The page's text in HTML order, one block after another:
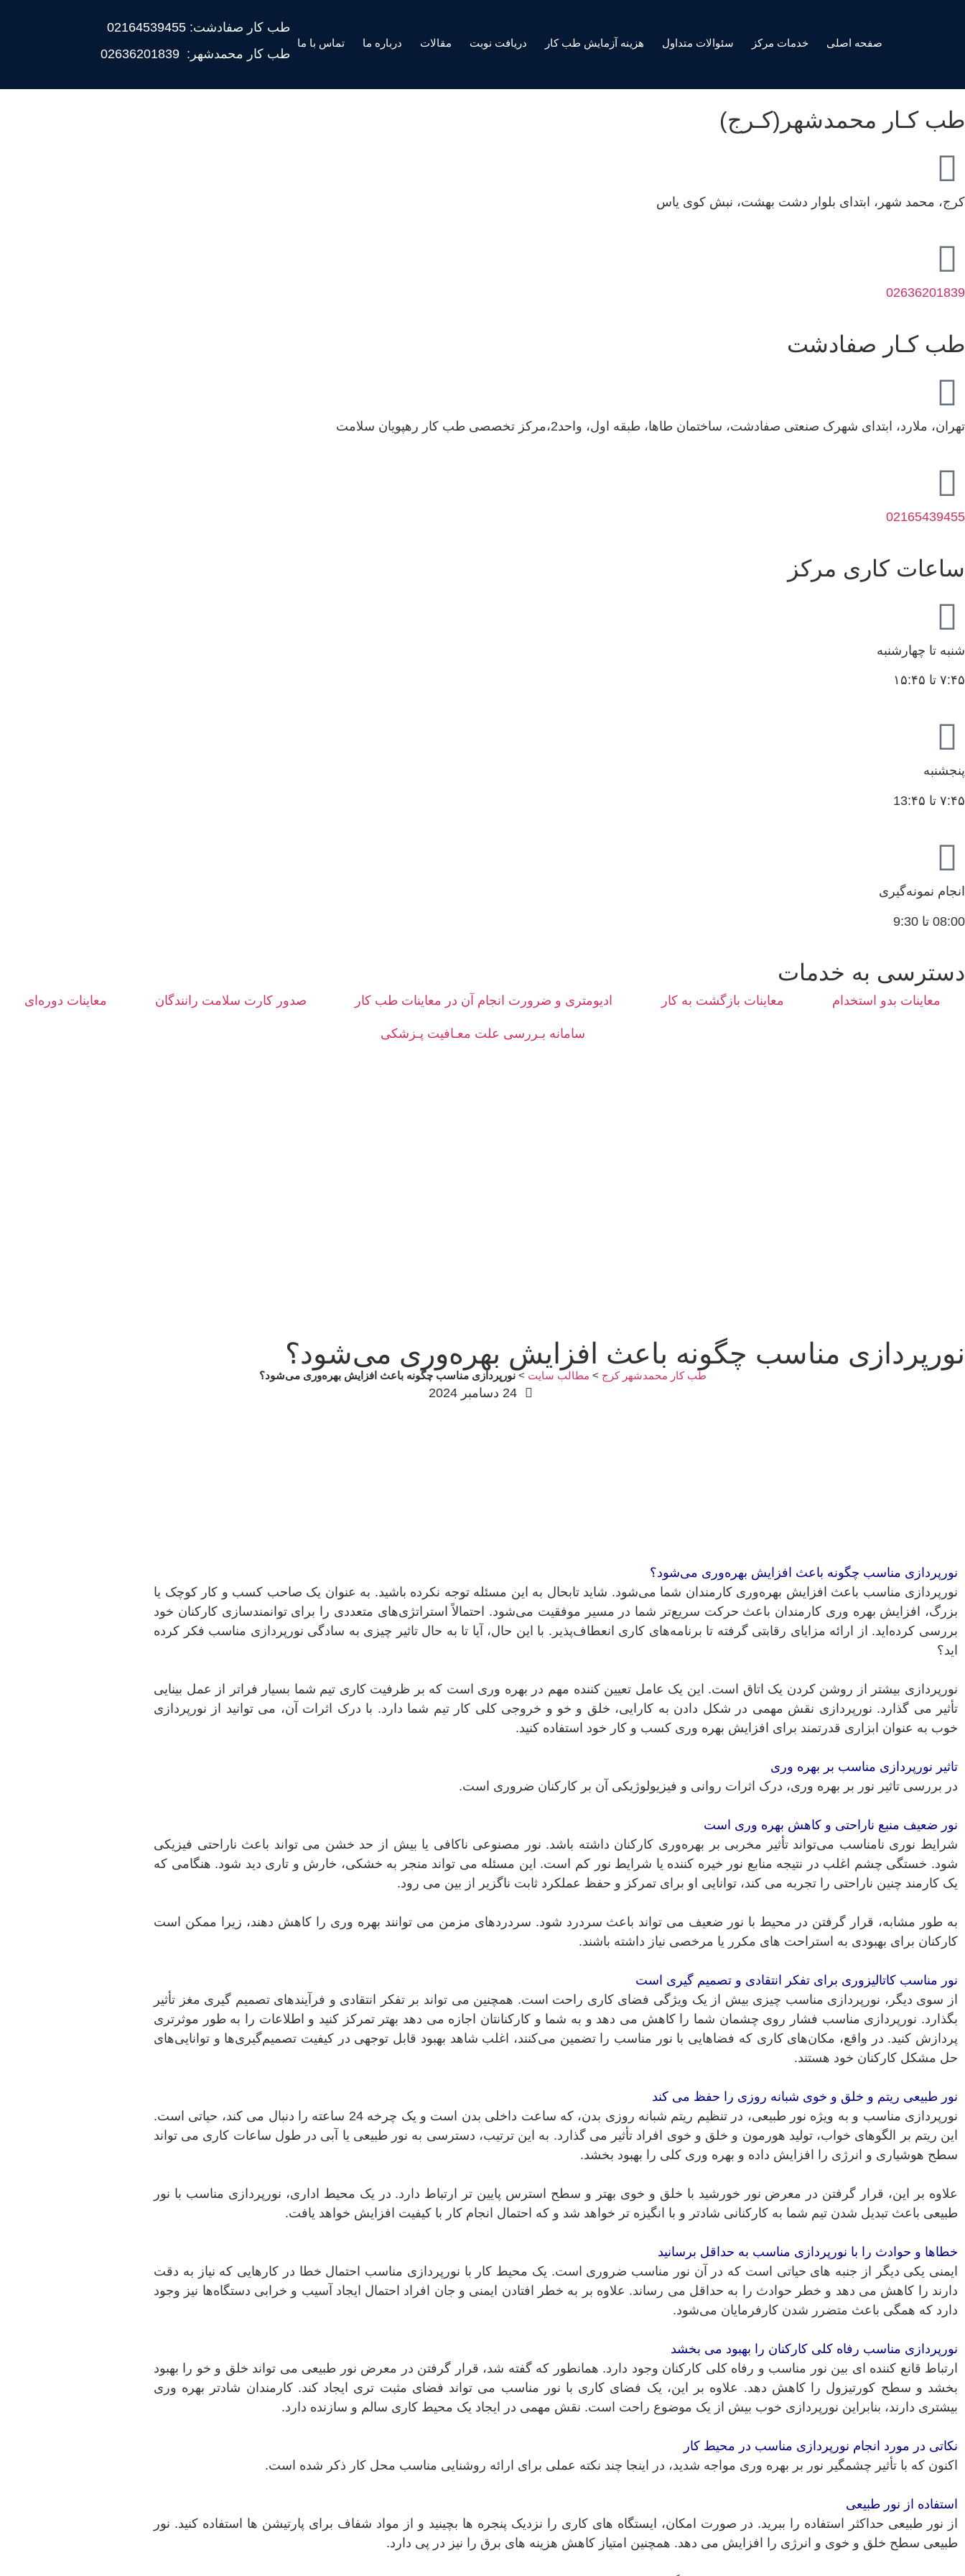
صفحه اصلی خدمات مرکز سئوالات متداول هزینه آزمایش طب کار دریافت نوبت مقالات درباره ما تماس با ما
طب کار صفادشت: 02164539455
طب کار محمدشهر: 02636201839
طب کـار محمدشهر(کـرج)
کرج، محمد شهر، ابتدای بلوار دشت بهشت، نبش کوی یاس
02636201839
طب کـار صفادشت
تهران، ملارد، ابتدای شهرک صنعتی صفادشت، ساختمان طاها، طبقه اول، واحد2،مرکز تخصصی طب کار رهپویان سلامت
02165439455
ساعات کاری مرکز
شنبه تا چهارشنبه
۷:۴۵ تا ۱۵:۴۵
پنجشنبه
۷:۴۵ تا 13:۴۵
انجام نمونه‌گیری
08:00 تا 9:30
دسترسی به خدمات
معاینات بدو استخدام معاینات بازگشت به کار ادیومتری و ضرورت انجام آن در معاینات طب کار صدور کارت سلامت رانندگان معاینات دوره‌ای
سامانه بـررسی علت معـافیت پـزشکی
نورپردازی مناسب چگونه باعث افزایش بهره‌وری می‌شود؟
طب کار محمدشهر کرج > مطالب سایت >نورپردازی مناسب چگونه باعث افزایش بهره‌وری می‌شود؟
24 دسامبر 2024
نورپردازی مناسب چگونه باعث افزایش بهره‌وری می‌شود؟
نورپردازی مناسب باعث افزایش بهره‌وری کارمندان شما می‌شود. شاید تابحال به این مسئله توجه نکرده باشید. به عنوان یک صاحب کسب و کار کوچک یا
بزرگ، افزایش بهره وری کارمندان باعث حرکت سریع‌تر شما در مسیر موفقیت می‌شود. احتمالاً استراتژی‌های متعددی را برای توانمندسازی کارکنان خود
بررسی کرده‌اید. از ارائه مزایای رقابتی گرفته تا برنامه‌های کاری انعطاف‌پذیر. با این حال، آیا تا به حال تاثیر چیزی به سادگی نورپردازی مناسب فکر کرده
اید؟
نورپردازی بیشتر از روشن کردن یک اتاق است. این یک عامل تعیین کننده مهم در بهره وری است که بر ظرفیت کاری تیم شما بسیار فراتر از عمل بینایی
تأثیر می گذارد. نورپردازی نقش مهمی در شکل دادن به کارایی، خلق و خو و خروجی کلی کار تیم شما دارد. با درک اثرات آن، می توانید از نورپردازی
خوب به عنوان ابزاری قدرتمند برای افزایش بهره وری کسب و کار خود استفاده کنید.
تاثیر نورپردازی مناسب بر بهره وری
در بررسی تاثیر نور بر بهره وری، درک اثرات روانی و فیزیولوژیکی آن بر کارکنان ضروری است.
نور ضعیف منبع ناراحتی و کاهش بهره وری است
شرایط نوری نامناسب می‌تواند تأثیر مخربی بر بهره‌وری کارکنان داشته باشد. نور مصنوعی ناکافی یا بیش از حد خشن می تواند باعث ناراحتی فیزیکی
شود. خستگی چشم اغلب در نتیجه منابع نور خیره کننده یا شرایط نور کم است. این مسئله می تواند منجر به خشکی، خارش و تاری دید شود. هنگامی که
یک کارمند چنین ناراحتی را تجربه می کند، توانایی او برای تمرکز و حفظ عملکرد ثابت ناگزیر از بین می رود.
به طور مشابه، قرار گرفتن در محیط با نور ضعیف می تواند باعث سردرد شود. سردردهای مزمن می توانند بهره وری را کاهش دهند، زیرا ممکن است
کارکنان برای بهبودی به استراحت های مکرر یا مرخصی نیاز داشته باشند.
نور مناسب کاتالیزوری برای تفکر انتقادی و تصمیم گیری است
از سوی دیگر، نورپردازی مناسب چیزی بیش از یک ویژگی فضای کاری راحت است. همچنین می تواند بر تفکر انتقادی و فرآیندهای تصمیم گیری مغز تأثیر
بگذارد. نورپردازی مناسب فشار روی چشمان شما را کاهش می دهد و به شما و کارکنانتان اجازه می دهد بهتر تمرکز کنید و اطلاعات را به طور موثرتری
پردازش کنید. در واقع، مکان‌های کاری که فضاهایی با نور مناسب را تضمین می‌کنند، اغلب شاهد بهبود قابل توجهی در کیفیت تصمیم‌گیری‌ها و توانایی‌های
حل مشکل کارکنان خود هستند.
نور طبیعی ریتم و خلق و خوی شبانه روزی را حفظ می کند
نورپردازی مناسب و به ویژه نور طبیعی، در تنظیم ریتم شبانه روزی بدن، که ساعت داخلی بدن است و یک چرخه 24 ساعته را دنبال می کند، حیاتی است.
این ریتم بر الگوهای خواب، تولید هورمون و خلق و خوی افراد تأثیر می گذارد. به این ترتیب، دسترسی به نور طبیعی یا آبی در طول ساعات کاری می تواند
سطح هوشیاری و انرژی را افزایش داده و بهره وری کلی را بهبود بخشد.
علاوه بر این، قرار گرفتن در معرض نور خورشید با خلق و خوی بهتر و سطح استرس پایین تر ارتباط دارد. در یک محیط اداری، نورپردازی مناسب با نور
طبیعی باعث تبدیل شدن تیم شما به کارکنانی شادتر و با انگیزه تر خواهد شد و که احتمال انجام کار با کیفیت افزایش خواهد یافت.
خطاها و حوادث را با نورپردازی مناسب به حداقل برسانید
ایمنی یکی دیگر از جنبه های حیاتی است که در آن نور مناسب ضروری است. یک محیط کار با نورپردازی مناسب احتمال خطا در کارهایی که نیاز به دقت
دارند را کاهش می دهد و خطر حوادث را به حداقل می رساند. علاوه بر به خطر افتادن ایمنی و جان افراد احتمال ایجاد آسیب و خرابی دستگاه‌ها نیز وجود
دارد که همگی باعث متضرر شدن کارفرمایان می‌شود.
نورپردازی مناسب رفاه کلی کارکنان را بهبود می بخشد
ارتباط قانع کننده ای بین نور مناسب و رفاه کلی کارکنان وجود دارد. همانطور که گفته شد، قرار گرفتن در معرض نور طبیعی می تواند خلق و خو را بهبود
بخشد و سطح کورتیزول را کاهش دهد. علاوه بر این، یک فضای کاری با نور مناسب می تواند فضای مثبت تری ایجاد کند. کارمندان شادتر بهره وری
بیشتری دارند، بنابراین نورپردازی خوب بیش از یک موضوع راحت است. نقش مهمی در ایجاد یک محیط کاری سالم و سازنده دارد.
نکاتی در مورد انجام نورپردازی مناسب در محیط کار
اکنون که با تأثیر چشمگیر نور بر بهره وری مواجه شدید، در اینجا چند نکته عملی برای ارائه روشنایی مناسب محل کار ذکر شده است.
استفاده از نور طبیعی
از نور طبیعی حداکثر استفاده را ببرید. در صورت امکان، ایستگاه های کاری را نزدیک پنجره ها بچینید و از مواد شفاف برای پارتیشن ها استفاده کنید. نور
طبیعی سطح خلق و خوی و انرژی را افزایش می دهد. همچنین امتیاز کاهش هزینه های برق را نیز در پی دارد.